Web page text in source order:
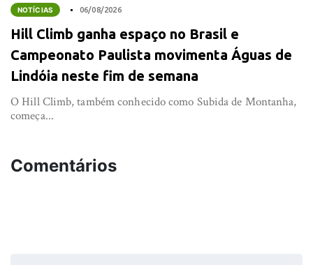
NOTÍCIAS 06/08/2026
Hill Climb ganha espaço no Brasil e
Campeonato Paulista movimenta Águas de
Lindóia neste fim de semana
O Hill Climb, também conhecido como Subida de Montanha,
começa...
Comentários